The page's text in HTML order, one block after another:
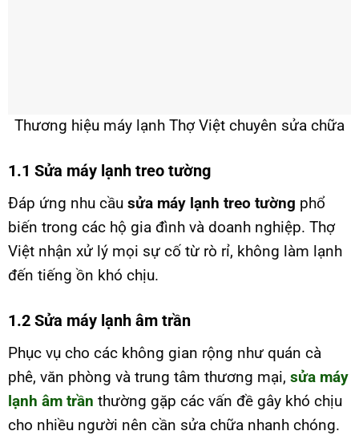
Thương hiệu máy lạnh Thợ Việt chuyên sửa chữa
1.1 Sửa máy lạnh treo tường
Đáp ứng nhu cầu sửa máy lạnh treo tường phổ
biến trong các hộ gia đình và doanh nghiệp. Thợ
Việt nhận xử lý mọi sự cố từ rò rỉ, không làm lạnh
đến tiếng ồn khó chịu.
1.2 Sửa máy lạnh âm trần
Phục vụ cho các không gian rộng như quán cà
phê, văn phòng và trung tâm thương mại, sửa máy
lạnh âm trần thường gặp các vấn đề gây khó chịu
cho nhiều người nên cần sửa chữa nhanh chóng.